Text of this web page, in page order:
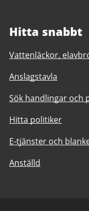
Hitta snabbt
Vattenläckor,
Anslagstavla
Sök handlingar och
Hitta politiker
E-tjänster och
Anställd